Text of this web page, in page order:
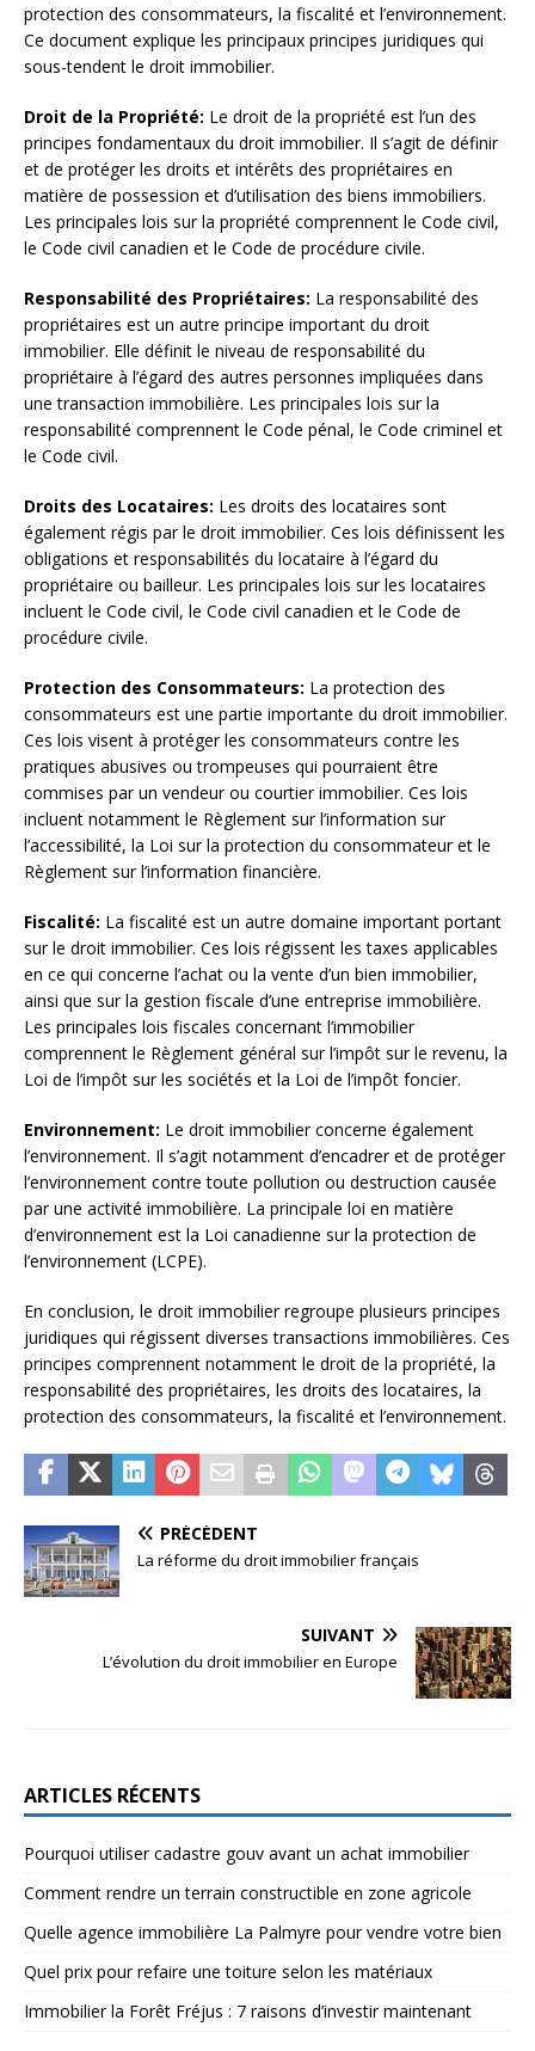
protection des consommateurs, la fiscalité et l’environnement.
Ce document explique les principaux principes juridiques qui
sous-tendent le droit immobilier.
Droit de la Propriété: Le droit de la propriété est l’un des
principes fondamentaux du droit immobilier. Il s’agit de définir
et de protéger les droits et intérêts des propriétaires en
matière de possession et d’utilisation des biens immobiliers.
Les principales lois sur la propriété comprennent le Code civil,
le Code civil canadien et le Code de procédure civile.
Responsabilité des Propriétaires: La responsabilité des
propriétaires est un autre principe important du droit
immobilier. Elle définit le niveau de responsabilité du
propriétaire à l’égard des autres personnes impliquées dans
une transaction immobilière. Les principales lois sur la
responsabilité comprennent le Code pénal, le Code criminel et
le Code civil.
Droits des Locataires: Les droits des locataires sont
également régis par le droit immobilier. Ces lois définissent les
obligations et responsabilités du locataire à l’égard du
propriétaire ou bailleur. Les principales lois sur les locataires
incluent le Code civil, le Code civil canadien et le Code de
procédure civile.
Protection des Consommateurs: La protection des
consommateurs est une partie importante du droit immobilier.
Ces lois visent à protéger les consommateurs contre les
pratiques abusives ou trompeuses qui pourraient être
commises par un vendeur ou courtier immobilier. Ces lois
incluent notamment le Règlement sur l’information sur
l’accessibilité, la Loi sur la protection du consommateur et le
Règlement sur l’information financière.
Fiscalité: La fiscalité est un autre domaine important portant
sur le droit immobilier. Ces lois régissent les taxes applicables
en ce qui concerne l’achat ou la vente d’un bien immobilier,
ainsi que sur la gestion fiscale d’une entreprise immobilière.
Les principales lois fiscales concernant l’immobilier
comprennent le Règlement général sur l’impôt sur le revenu, la
Loi de l’impôt sur les sociétés et la Loi de l’impôt foncier.
Environnement: Le droit immobilier concerne également
l’environnement. Il s’agit notamment d’encadrer et de protéger
l’environnement contre toute pollution ou destruction causée
par une activité immobilière. La principale loi en matière
d’environnement est la Loi canadienne sur la protection de
l’environnement (LCPE).
En conclusion, le droit immobilier regroupe plusieurs principes
juridiques qui régissent diverses transactions immobilières. Ces
principes comprennent notamment le droit de la propriété, la
responsabilité des propriétaires, les droits des locataires, la
protection des consommateurs, la fiscalité et l’environnement.
PRÉCÉDENT
La réforme du droit immobilier français
SUIVANT
L’évolution du droit immobilier en Europe
ARTICLES RÉCENTS
Pourquoi utiliser cadastre gouv avant un achat immobilier
Comment rendre un terrain constructible en zone agricole
Quelle agence immobilière La Palmyre pour vendre votre bien
Quel prix pour refaire une toiture selon les matériaux
Immobilier la Forêt Fréjus : 7 raisons d’investir maintenant